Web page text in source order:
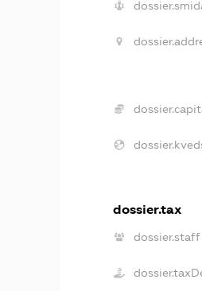
dossier.tax
dossier.staff